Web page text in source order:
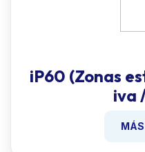
iP60 (Zonas
iva